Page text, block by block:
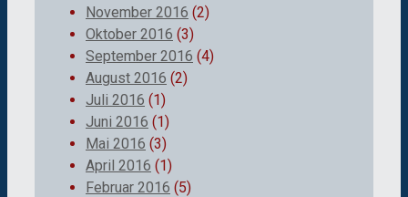
November 2016 (2)
Oktober 2016 (3)
September 2016 (4)
August 2016 (2)
Juli 2016 (1)
Juni 2016 (1)
Mai 2016 (3)
April 2016 (1)
Februar 2016 (5)